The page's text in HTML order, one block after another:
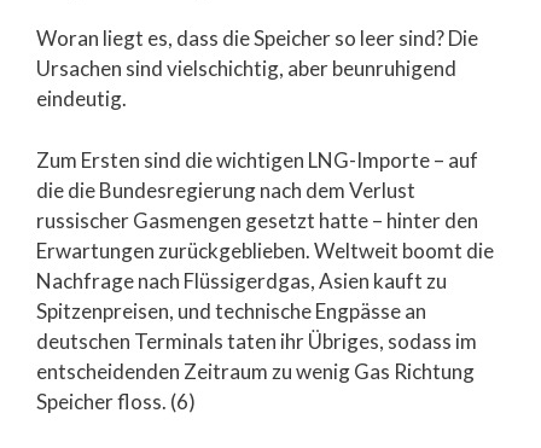
Woran liegt es, dass die Speicher so leer sind? Die
Ursachen sind vielschichtig, aber beunruhigend
eindeutig.
Zum Ersten sind die wichtigen LNG-Importe – auf
die die Bundesregierung nach dem Verlust
russischer Gasmengen gesetzt hatte – hinter den
Erwartungen zurückgeblieben. Weltweit boomt die
Nachfrage nach Flüssigerdgas, Asien kauft zu
Spitzenpreisen, und technische Engpässe an
deutschen Terminals taten ihr Übriges, sodass im
entscheidenden Zeitraum zu wenig Gas Richtung
Speicher floss. (6)